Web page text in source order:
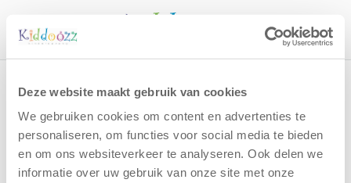
Deze website maakt gebruik van cookies
We gebruiken cookies om content en advertenties te
personaliseren, om functies voor social media te bieden
en om ons websiteverkeer te analyseren. Ook delen we
informatie over uw gebruik van onze site met onze
Call
Peuteropvang (PO) 0-2
jaar